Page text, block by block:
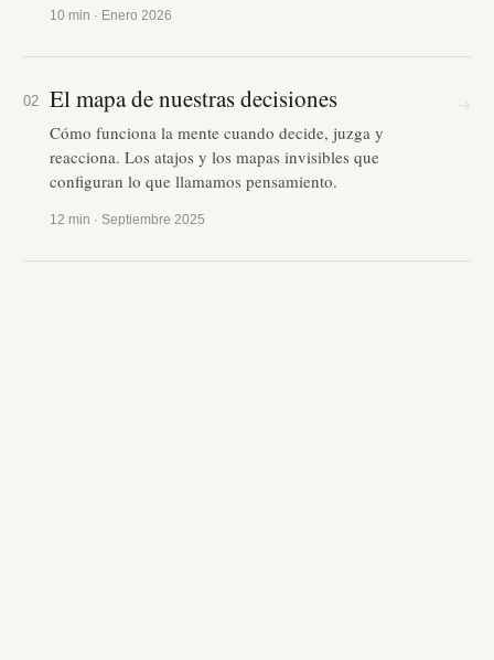
10 min · Enero 2026
02 El mapa de nuestras decisiones
Cómo funciona la mente cuando decide, juzga y
reacciona. Los atajos y los mapas invisibles que
configuran lo que llamamos pensamiento.
12 min · Septiembre 2025